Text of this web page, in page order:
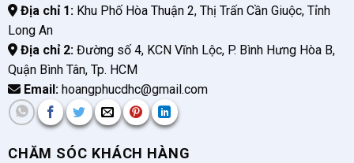
Địa chỉ 1:Khu Phố Hòa Thuận 2, Thị Trấn Cần Giuộc, Tỉnh
Long An
Địa chỉ 2:Đường số 4, KCN Vĩnh Lộc, P. Bình Hưng Hòa B,
Quận Bình Tân, Tp. HCM
Email:hoangphucdhc@gmail.com
CHĂM SÓC KHÁCH HÀNG